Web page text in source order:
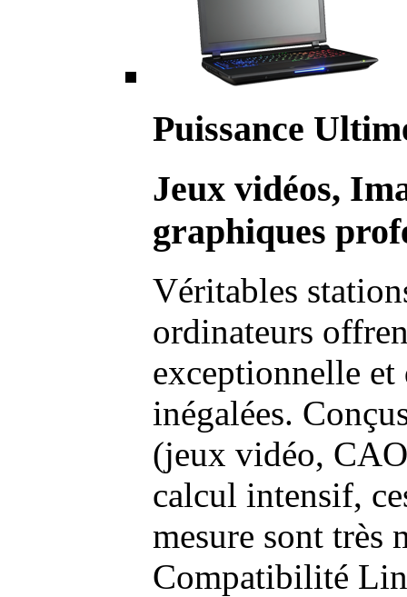
Puissance
Jeux vidéos,
graphiques
Véritables
ordinateurs
exceptionnelle et
inégalées.
(jeux vidéo,
calcul intensif,
mesure sont très
Compatibilité